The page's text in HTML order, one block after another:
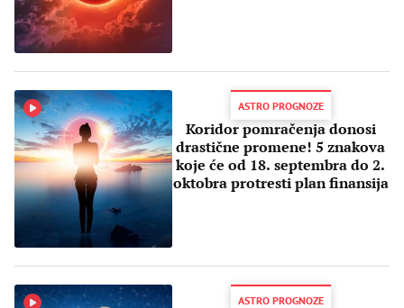
ASTRO PROGNOZE
Koridor pomračenja donosi
drastične promene! 5 znakova
koje će od 18. septembra do 2.
oktobra protresti plan finansija
ASTRO PROGNOZE